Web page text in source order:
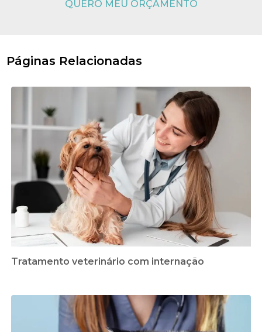
QUERO MEU ORÇAMENTO
Páginas Relacionadas
Tratamento veterinário com internação